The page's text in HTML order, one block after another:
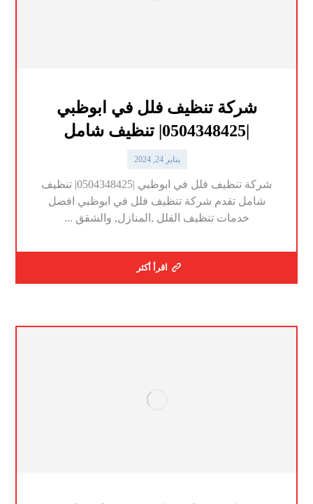
شركة تنظيف فلل في ابوظبي
|0504348425| تنظيف شامل
يناير 24, 2024
شركة تنظيف فلل في ابوظبي |0504348425| تنظيف
شامل تقدم شركة تنظيف فلل في ابوظبي افضل
خدمات تنظيف الفلل ,المنازل, والشقق ...
اقرأ أكثر